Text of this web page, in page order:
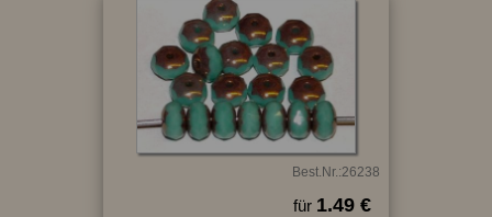
Best.Nr.:26238
für 1.49 €